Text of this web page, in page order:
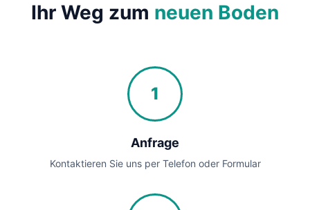
Ihr Weg zum neuen Boden
1
Anfrage
Kontaktieren Sie uns per Telefon oder Formular